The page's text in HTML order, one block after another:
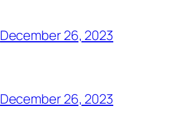
December 26, 2023
December 26, 2023